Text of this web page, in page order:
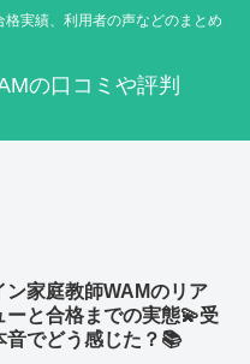
実績、利用者の声などのまとめ
の口コミや評判
ン家庭教師WAMのリア
ーと合格までの実態💫受
音でどう感じた？📚